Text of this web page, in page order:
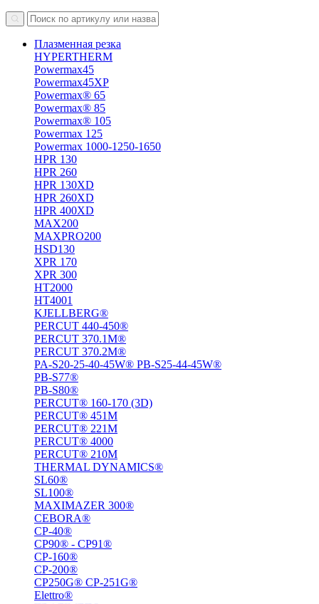
Плазменная резка
HYPERTHERM
Powermax45
Powermax45XP
Powermax® 65
Powermax® 85
Powermax® 105
Powermax 125
Powermax 1000-1250-1650
HPR 130
HPR 260
HPR 130XD
HPR 260XD
HPR 400XD
MAX200
MAXPRO200
HSD130
XPR 170
XPR 300
HT2000
HT4001
KJELLBERG®
PERCUT 440-450®
PERCUT 370.1M®
PERCUT 370.2M®
PA-S20-25-40-45W® PB-S25-44-45W®
PB-S77®
PB-S80®
PERCUT® 160-170 (3D)
PERCUT® 451M
PERCUT® 221М
PERCUT® 4000
PERCUT® 210M
THERMAL DYNAMICS®
SL60®
SL100®
MAXIMAZER 300®
CEBORA®
CP-40®
CP90® - СP91®
CP-160®
CP-200®
CP250G® CP-251G®
Elettro®